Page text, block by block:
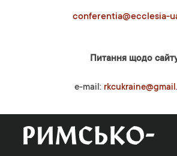
conferentia@ecclesia-
Питання щодо
e-mail: